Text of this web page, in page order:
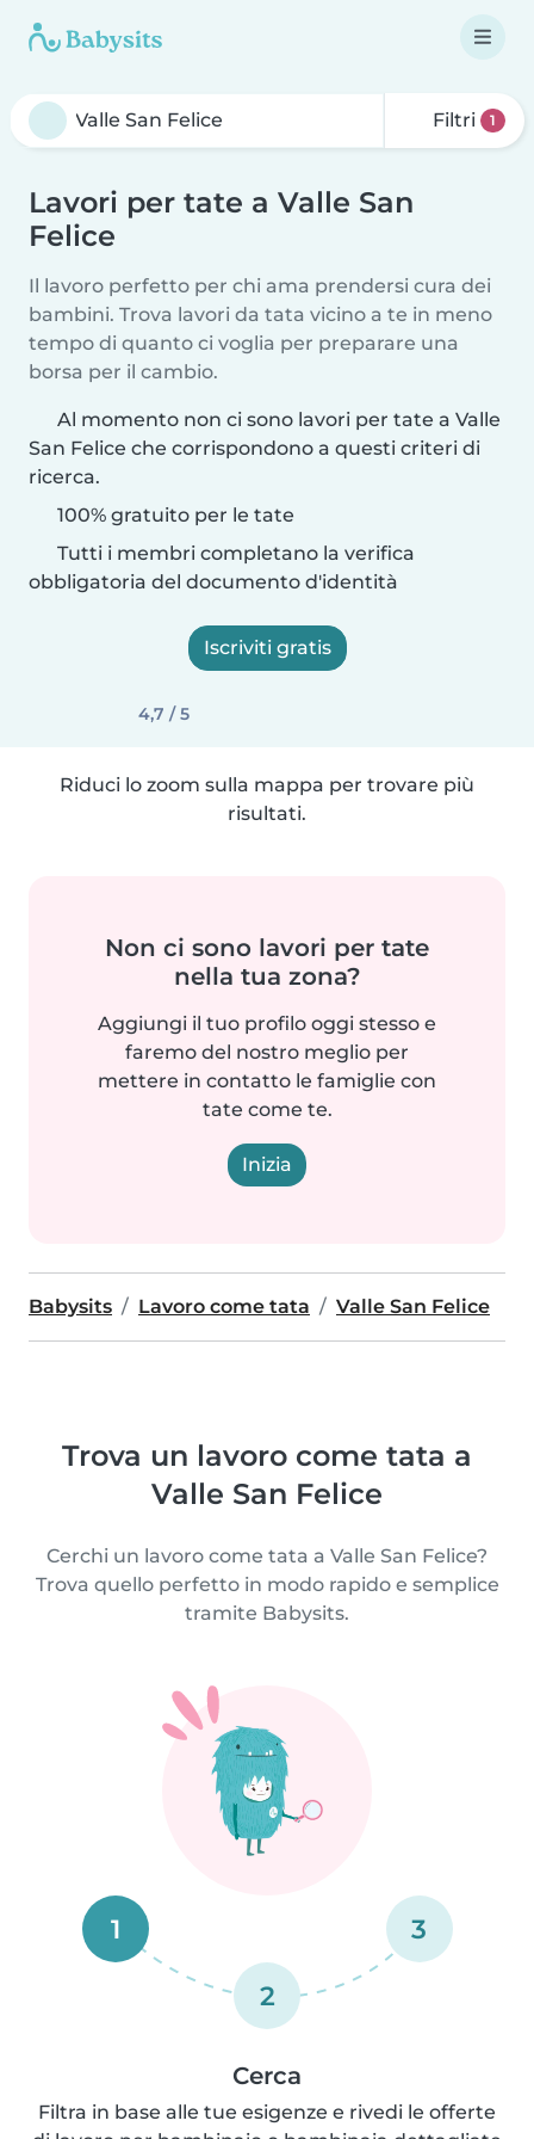
Filtri 1
Lavori per tate a Valle San
Felice
Il lavoro perfetto per chi ama prendersi cura dei
bambini. Trova lavori da tata vicino a te in meno
tempo di quanto ci voglia per preparare una
borsa per il cambio.
Al momento non ci sono lavori per tate a Valle
San Felice che corrispondono a questi criteri di
ricerca.
100% gratuito per le tate
Tutti i membri completano la verifica
obbligatoria del documento d'identità
Iscriviti gratis
4,7 / 5
Riduci lo zoom sulla mappa per trovare più
risultati.
Non ci sono lavori per tate
nella tua zona?
Aggiungi il tuo profilo oggi stesso e
faremo del nostro meglio per
mettere in contatto le famiglie con
tate come te.
Inizia
Babysits Lavoro come tata Valle San Felice
Trova un lavoro come tata a
Valle San Felice
Cerchi un lavoro come tata a Valle San Felice?
Trova quello perfetto in modo rapido e semplice
tramite Babysits.
1
2
3
Cerca
Filtra in base alle tue esigenze e rivedi le offerte